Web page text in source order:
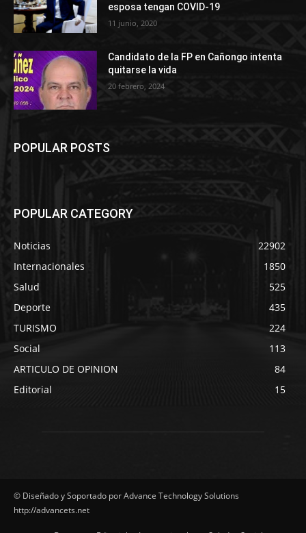
esposa tengan COVID-19
11 junio, 2020
Candidato de la FP en Cañongo intenta
quitarse la vida
20 febrero, 2024
POPULAR POSTS
POPULAR CATEGORY
Noticias
22902
Internacionales
1850
Salud
525
Deporte
435
TURISMO
224
Social
113
ARTICULO DE OPINION
84
Editorial
15
© Diseñado y Soportado por Advance Technology Solutions
http://advancets.net